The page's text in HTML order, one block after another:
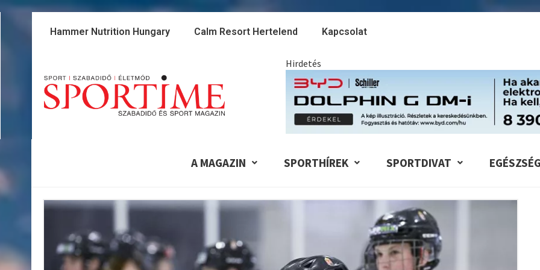
Skip
Hammer Nutrition Hungary Calm Resort Hertelend Kapcsolat
Hirdetés
A MAGAZIN SPORTHÍREK SPORTDIVAT EGÉSZSÉG